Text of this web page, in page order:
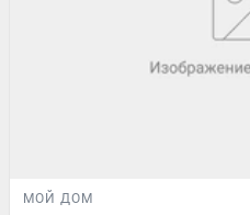
МОЙ ДОМ